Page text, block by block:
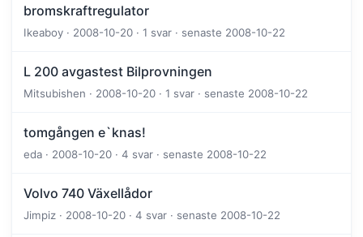
bromskraftregulator
Ikeaboy · 2008-10-20 · 1 svar · senaste 2008-10-22
L 200 avgastest Bilprovningen
Mitsubishen · 2008-10-20 · 1 svar · senaste 2008-10-22
tomgången e`knas!
eda · 2008-10-20 · 4 svar · senaste 2008-10-22
Volvo 740 Växellådor
Jimpiz · 2008-10-20 · 4 svar · senaste 2008-10-22